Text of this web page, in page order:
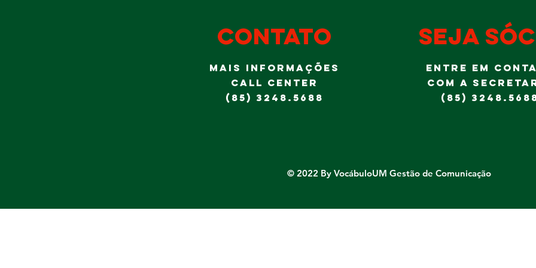
contato
MAIS INFORMAÇÕES
CALL CENTER
(85) 3248.5688
seja
ENTRE EM
COM A
(85)
© 2022 By VocábuloUM Gestão de Comunicação